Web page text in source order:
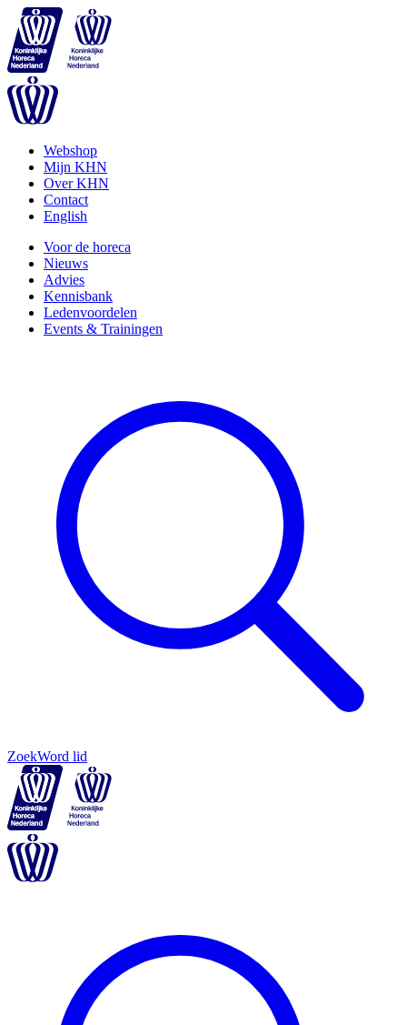
Webshop
Mijn KHN
Over KHN
Contact
English
Voor de horeca
Nieuws
Advies
Kennisbank
Ledenvoordelen
Events & Trainingen
ZoekWord lid